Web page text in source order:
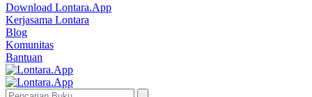
Download Lontara.App
Kerjasama Lontara
Blog
Komunitas
Bantuan